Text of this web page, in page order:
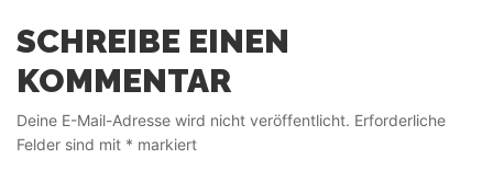
SCHREIBE EINEN
KOMMENTAR
Deine E-Mail-Adresse wird nicht veröffentlicht. Erforderliche
Felder sind mit * markiert